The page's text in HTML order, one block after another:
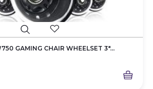
GAMING CHAIR WHEELSET 3″...